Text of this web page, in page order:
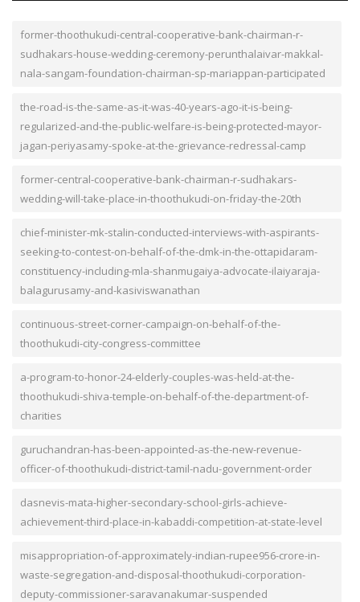
former-thoothukudi-central-cooperative-bank-chairman-r-
sudhakars-house-wedding-ceremony-perunthalaivar-makkal-
nala-sangam-foundation-chairman-sp-mariappan-participated
the-road-is-the-same-as-it-was-40-years-ago-it-is-being-
regularized-and-the-public-welfare-is-being-protected-mayor-
jagan-periyasamy-spoke-at-the-grievance-redressal-camp
former-central-cooperative-bank-chairman-r-sudhakars-
wedding-will-take-place-in-thoothukudi-on-friday-the-20th
chief-minister-mk-stalin-conducted-interviews-with-aspirants-
seeking-to-contest-on-behalf-of-the-dmk-in-the-ottapidaram-
constituency-including-mla-shanmugaiya-advocate-ilaiyaraja-
balagurusamy-and-kasiviswanathan
continuous-street-corner-campaign-on-behalf-of-the-
thoothukudi-city-congress-committee
a-program-to-honor-24-elderly-couples-was-held-at-the-
thoothukudi-shiva-temple-on-behalf-of-the-department-of-
charities
guruchandran-has-been-appointed-as-the-new-revenue-
officer-of-thoothukudi-district-tamil-nadu-government-order
dasnevis-mata-higher-secondary-school-girls-achieve-
achievement-third-place-in-kabaddi-competition-at-state-level
misappropriation-of-approximately-indian-rupee956-crore-in-
waste-segregation-and-disposal-thoothukudi-corporation-
deputy-commissioner-saravanakumar-suspended